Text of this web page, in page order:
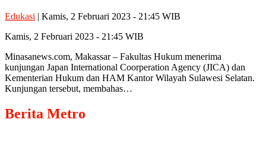
Edukasi | Kamis, 2 Februari 2023 - 21:45 WIB
Kamis, 2 Februari 2023 - 21:45 WIB
Minasanews.com, Makassar – Fakultas Hukum menerima
kunjungan Japan International Coorperation Agency (JICA) dan
Kementerian Hukum dan HAM Kantor Wilayah Sulawesi Selatan.
Kunjungan tersebut, membahas…
Berita Metro